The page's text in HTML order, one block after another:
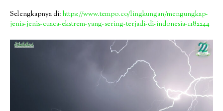
Selengkapnya di: https://www.tempo.co/lingkungan/mengungkap-
jenis-jenis-cuaca-ekstrem-yang-sering-terjadi-di-indonesia-1182244